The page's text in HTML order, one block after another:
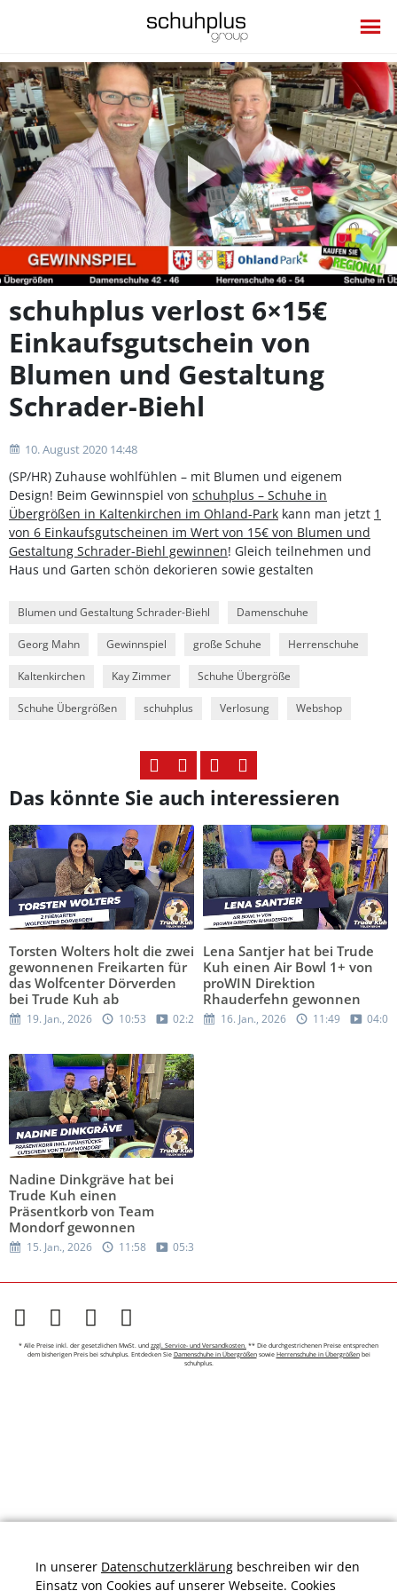
Video
schuhplus verlost 6×15€
Einkaufsgutschein von
Blumen und Gestaltung
Schrader-Biehl
10. August 2020 14:48
(SP/HR) Zuhause wohlfühlen – mit Blumen und eigenem
Design! Beim Gewinnspiel von schuhplus – Schuhe in
Übergrößen in Kaltenkirchen im Ohland-Park kann man jetzt 1
von 6 Einkaufsgutscheinen im Wert von 15€ von Blumen und
Gestaltung Schrader-Biehl gewinnen! Gleich teilnehmen und
Haus und Garten schön dekorieren sowie gestalten
Blumen und Gestaltung Schrader-Biehl Damenschuhe
Georg Mahn Gewinnspiel große Schuhe Herrenschuhe
Kaltenkirchen Kay Zimmer Schuhe Übergröße
Schuhe Übergrößen schuhplus Verlosung Webshop
Das könnte Sie auch interessieren
Torsten Wolters holt die zwei
gewonnenen Freikarten für
das Wolfcenter Dörverden
bei Trude Kuh ab
19. Jan., 2026 10:53 02:29
Lena Santjer hat bei Trude
Kuh einen Air Bowl 1+ von
proWIN Direktion
Rhauderfehn gewonnen
16. Jan., 2026 11:49 04:03
Nadine Dinkgräve hat bei
Trude Kuh einen
Präsentkorb von Team
Mondorf gewonnen
15. Jan., 2026 11:58 05:32
* Alle Preise inkl. der gesetzlichen MwSt. und zzgl. Service- und Versandkosten. ** Die durchgestrichenen Preise entsprechen
dem bisherigen Preis bei schuhplus. Entdecken Sie Damenschuhe in Übergrößensowie Herrenschuhe in Übergrößenbei
schuhplus.
In unserer Datenschutzerklärung beschreiben wir den
Einsatz von Cookies auf unserer Webseite. Cookies